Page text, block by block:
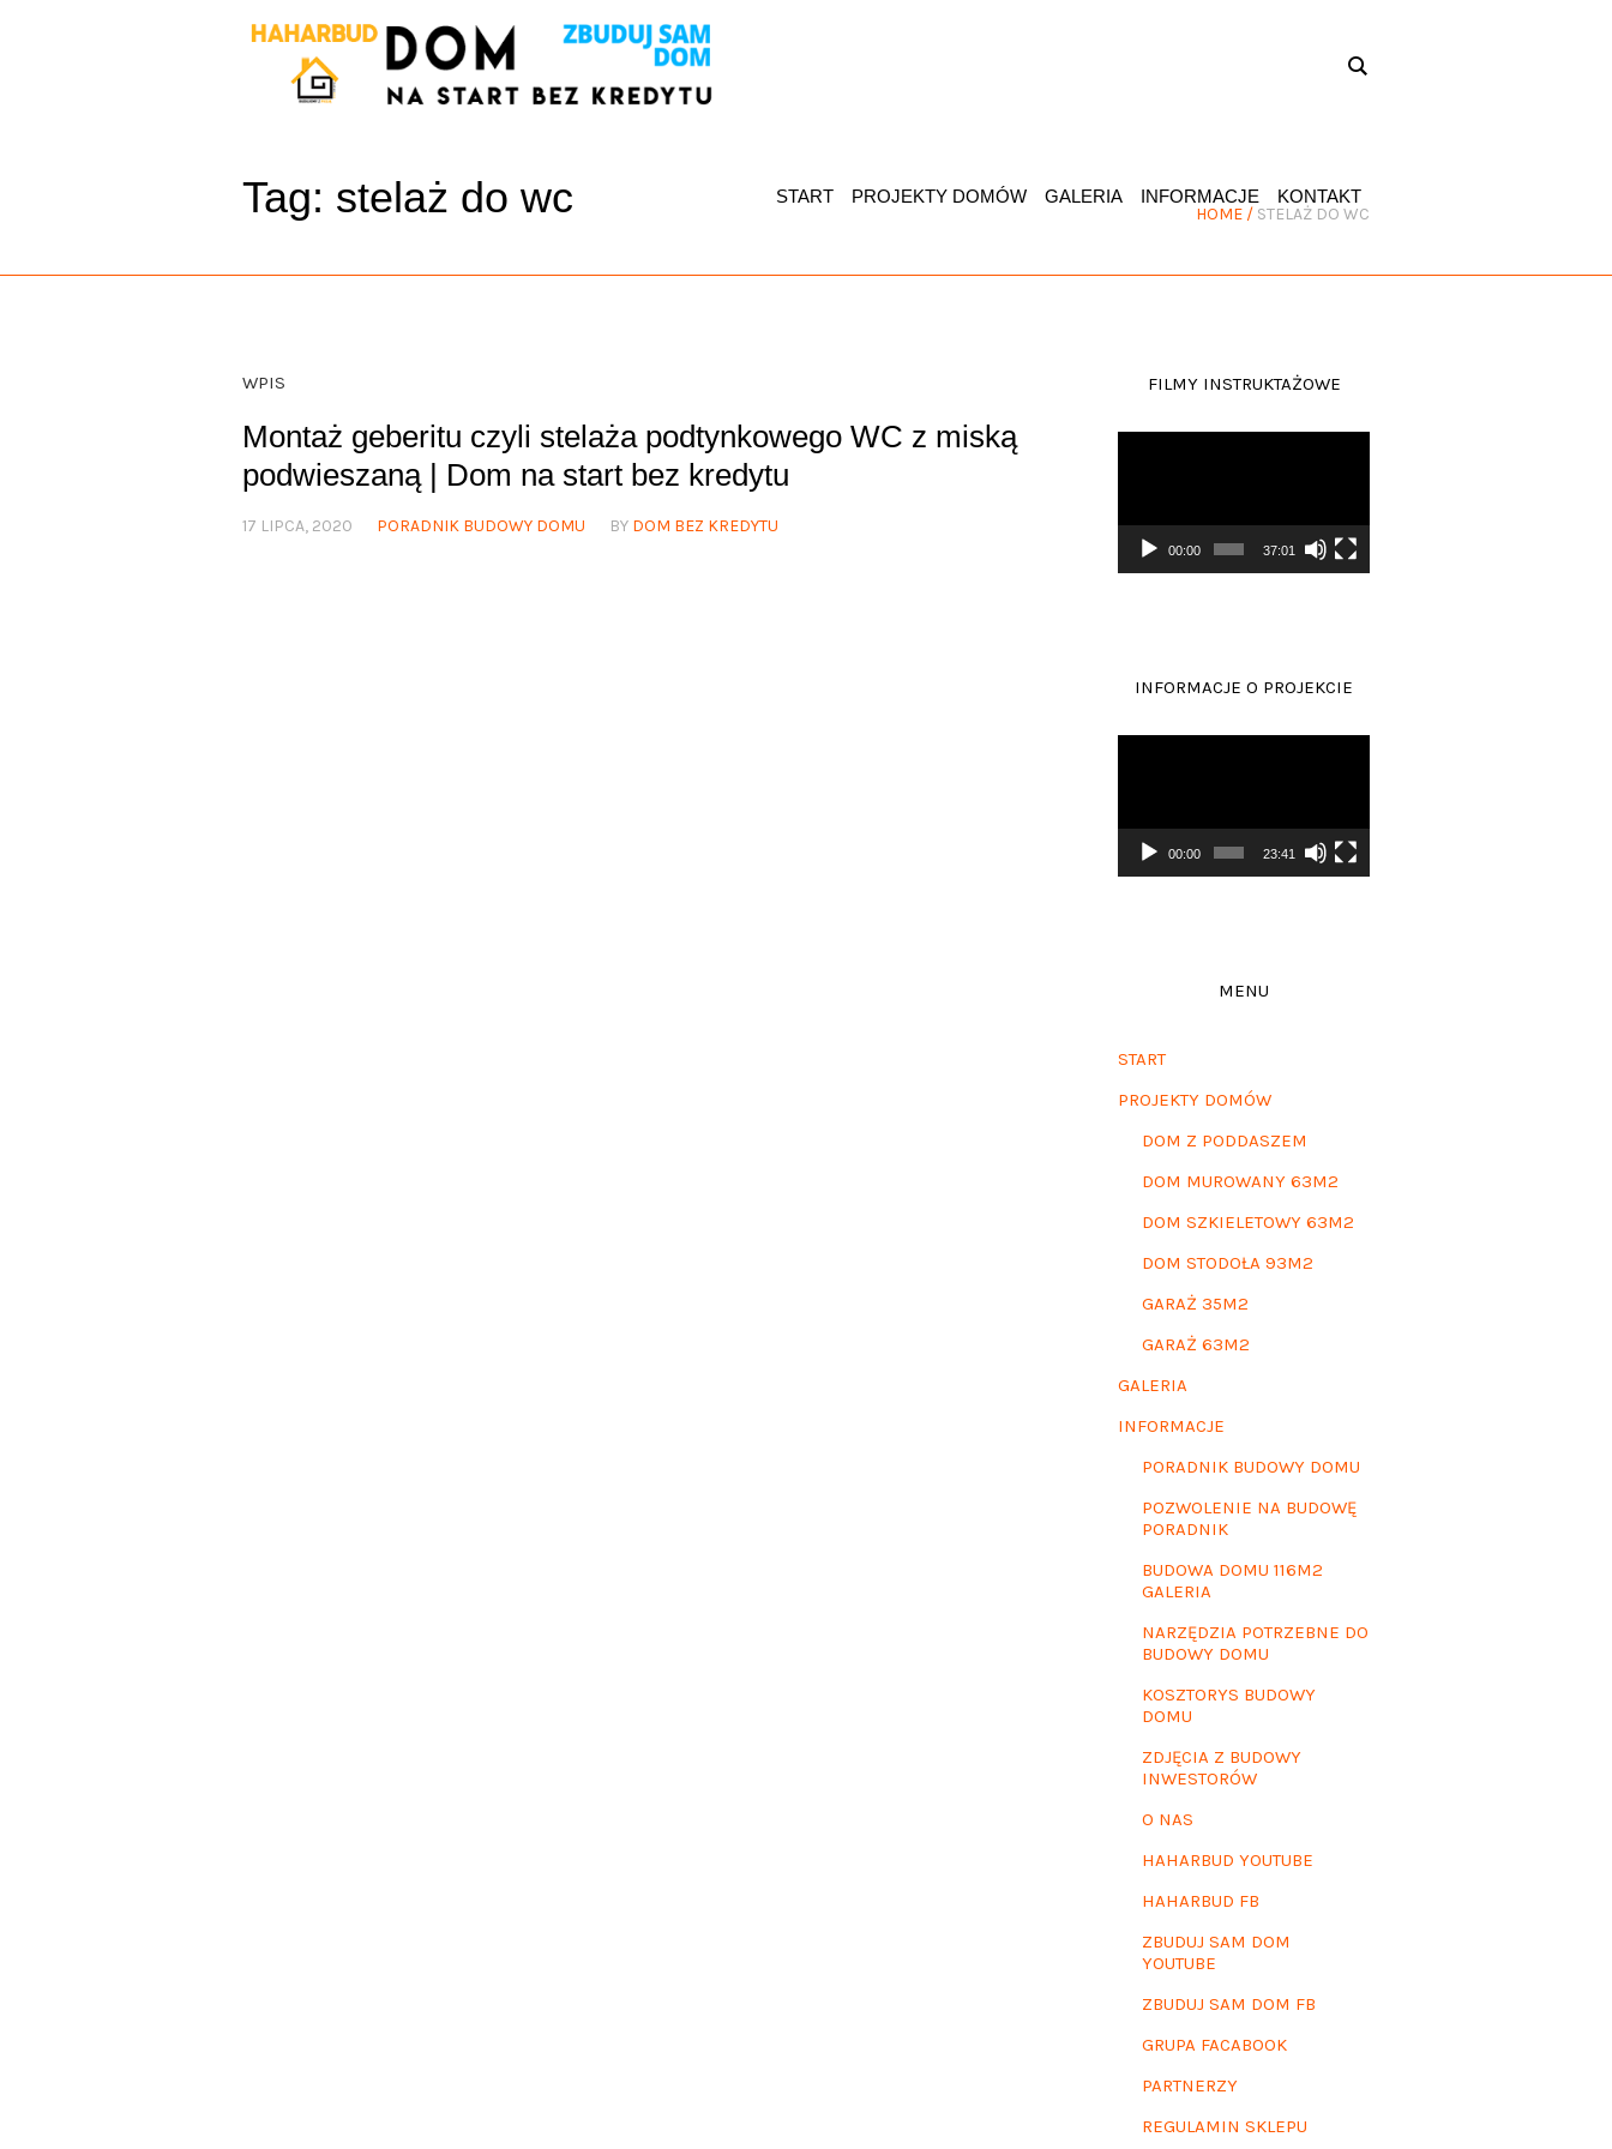
START PROJEKTY DOMÓW GALERIA INFORMACJE KONTAKT
Tag: stelaż do wc HOME / STELAŻ DO WC
WPIS
Montaż geberitu czyli stelaża podtynkowego WC z miską
podwieszaną | Dom na start bez kredytu
17 LIPCA, 2020 PORADNIK BUDOWY DOMU BY DOM BEZ KREDYTU
FILMY INSTRUKTAŻOWE
00:00 37:01
INFORMACJE O PROJEKCIE
00:00 23:41
MENU
START
PROJEKTY DOMÓW
DOM Z PODDASZEM
DOM MUROWANY 63M2
DOM SZKIELETOWY 63M2
DOM STODOŁA 93M2
GARAŻ 35M2
GARAŻ 63M2
GALERIA
INFORMACJE
PORADNIK BUDOWY DOMU
POZWOLENIE NA BUDOWĘ
PORADNIK
BUDOWA DOMU 116M2
GALERIA
NARZĘDZIA POTRZEBNE DO
BUDOWY DOMU
KOSZTORYS BUDOWY
DOMU
ZDJĘCIA Z BUDOWY
INWESTORÓW
O NAS
HAHARBUD YOUTUBE
HAHARBUD FB
ZBUDUJ SAM DOM
YOUTUBE
ZBUDUJ SAM DOM FB
GRUPA FACABOOK
PARTNERZY
REGULAMIN SKLEPU